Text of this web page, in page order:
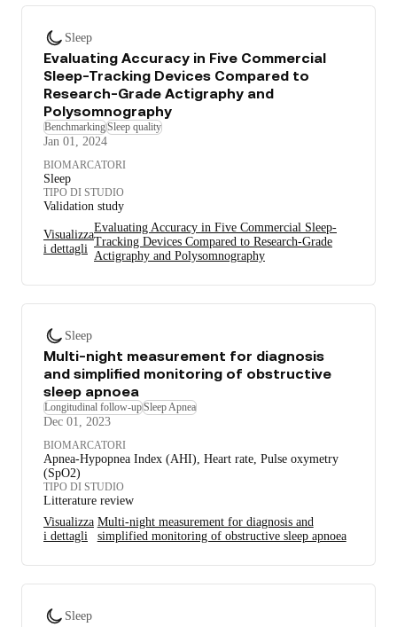
Sleep
Evaluating Accuracy in Five Commercial
Sleep-Tracking Devices Compared to
Research-Grade Actigraphy and
Polysomnography
BenchmarkingSleep quality
Jan 01, 2024
BIOMARCATORI
Sleep
TIPO DI STUDIO
Validation study
Visualizza
i dettagli
Evaluating Accuracy in Five Commercial Sleep-
Tracking Devices Compared to Research-Grade
Actigraphy and Polysomnography
Sleep
Multi-night measurement for diagnosis
and simplified monitoring of obstructive
sleep apnoea
Longitudinal follow-upSleep Apnea
Dec 01, 2023
BIOMARCATORI
Apnea-Hypopnea Index (AHI), Heart rate, Pulse oxymetry
(SpO2)
TIPO DI STUDIO
Litterature review
Visualizza
i dettagli
Multi-night measurement for diagnosis and
simplified monitoring of obstructive sleep apnoea
Sleep